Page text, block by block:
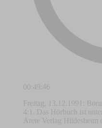
00:49:46
Freitag, 13.12.1991:
4:1. Das Hörbuch ist
Arete Verlag Hildesheim